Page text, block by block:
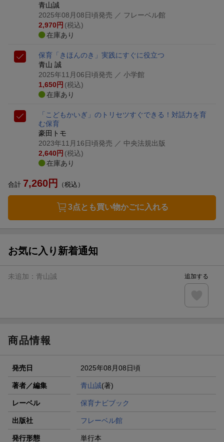
青山誠
2025年08月08日頃発売 ／ フレーベル館
2,970円 (税込)
在庫あり
保育「きほんのき」 実践にすぐに役立つ
青山 誠
2025年11月06日頃発売 ／ 小学館
1,650円 (税込)
在庫あり
「こどもかいぎ」のトリセツすぐできる！対話力を育
む保育
豪田トモ
2023年11月16日頃発売 ／ 中央法規出版
2,640円 (税込)
在庫あり
合計 7,260円 （税込）
3点とも買い物かごに入れる
お気に入り新着通知
未追加： 青山誠 追加する
商品情報
発売日 2025年08月08日頃
著者／編集 青山誠(著)
レーベル 保育ナビブック
出版社 フレーベル館
発行形態 単行本